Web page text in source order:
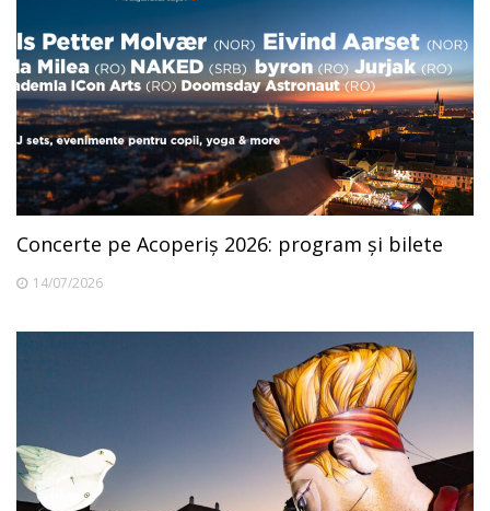
Concerte pe Acoperiș 2026: program și bilete
14/07/2026